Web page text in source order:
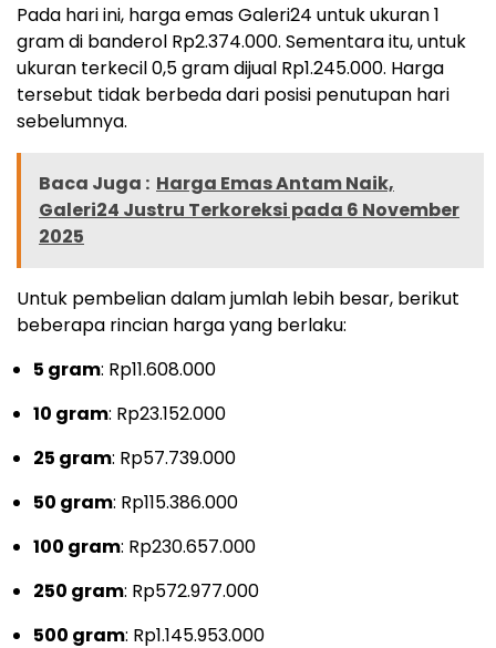
Pada hari ini, harga emas Galeri24 untuk ukuran 1
gram di banderol Rp2.374.000. Sementara itu, untuk
ukuran terkecil 0,5 gram dijual Rp1.245.000. Harga
tersebut tidak berbeda dari posisi penutupan hari
sebelumnya.
Baca Juga : Harga Emas Antam Naik,
Galeri24 Justru Terkoreksi pada 6 November
2025
Untuk pembelian dalam jumlah lebih besar, berikut
beberapa rincian harga yang berlaku:
5 gram: Rp11.608.000
10 gram: Rp23.152.000
25 gram: Rp57.739.000
50 gram: Rp115.386.000
100 gram: Rp230.657.000
250 gram: Rp572.977.000
500 gram: Rp1.145.953.000